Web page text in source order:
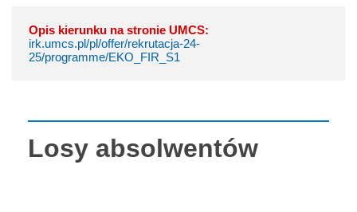
Opis kierunku na stronie UMCS:
irk.umcs.pl/pl/offer/rekrutacja-24-
25/programme/EKO_FIR_S1
Losy absolwentów